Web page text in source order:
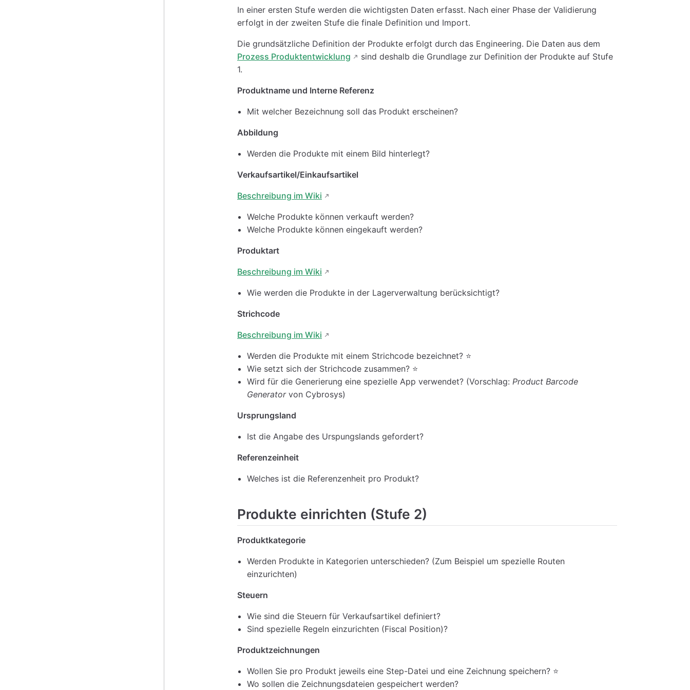
In einer ersten Stufe werden die wichtigsten Daten erfasst. Nach einer Phase der Validierung
erfolgt in der zweiten Stufe die finale Definition und Import.
Die grundsätzliche Definition der Produkte erfolgt durch das Engineering. Die Daten aus dem
Prozess Produktentwicklung
sind deshalb die Grundlage zur Definition der Produkte auf Stufe
1.
Produktname und Interne Referenz
Mit welcher Bezeichnung soll das Produkt erscheinen?
Abbildung
Werden die Produkte mit einem Bild hinterlegt?
Verkaufsartikel/Einkaufsartikel
Beschreibung im Wiki
Welche Produkte können verkauft werden?
Welche Produkte können eingekauft werden?
Produktart
Beschreibung im Wiki
Wie werden die Produkte in der Lagerverwaltung berücksichtigt?
Strichcode
Beschreibung im Wiki
Werden die Produkte mit einem Strichcode bezeichnet? ⭐
Wie setzt sich der Strichcode zusammen? ⭐
Wird für die Generierung eine spezielle App verwendet? (Vorschlag:Product Barcode
Generatorvon Cybrosys)
Ursprungsland
Ist die Angabe des Urspungslands gefordert?
Referenzeinheit
Welches ist die Referenzenheit pro Produkt?
Produkte einrichten (Stufe 2)
Produktkategorie
Werden Produkte in Kategorien unterschieden? (Zum Beispiel um spezielle Routen
einzurichten)
Steuern
Wie sind die Steuern für Verkaufsartikel definiert?
Sind spezielle Regeln einzurichten (Fiscal Position)?
Produktzeichnungen
Wollen Sie pro Produkt jeweils eine Step-Datei und eine Zeichnung speichern? ⭐
Wo sollen die Zeichnungsdateien gespeichert werden?